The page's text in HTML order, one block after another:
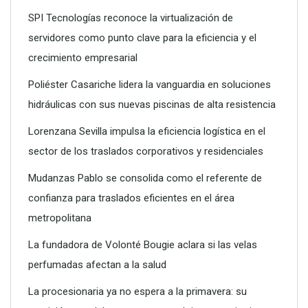
SPI Tecnologías reconoce la virtualización de servidores
como punto clave para la eficiencia y el crecimiento
empresarial
SPI Tecnologías reconoce la virtualización de
servidores como punto clave para la eficiencia y el
crecimiento empresarial
Poliéster Casariche lidera la vanguardia en soluciones
hidráulicas con sus nuevas piscinas de alta resistencia
Lorenzana Sevilla impulsa la eficiencia logística en el
sector de los traslados corporativos y residenciales
Mudanzas Pablo se consolida como el referente de
confianza para traslados eficientes en el área
metropolitana
La fundadora de Volonté Bougie aclara si las velas
perfumadas afectan a la salud
La procesionaria ya no espera a la primavera: su